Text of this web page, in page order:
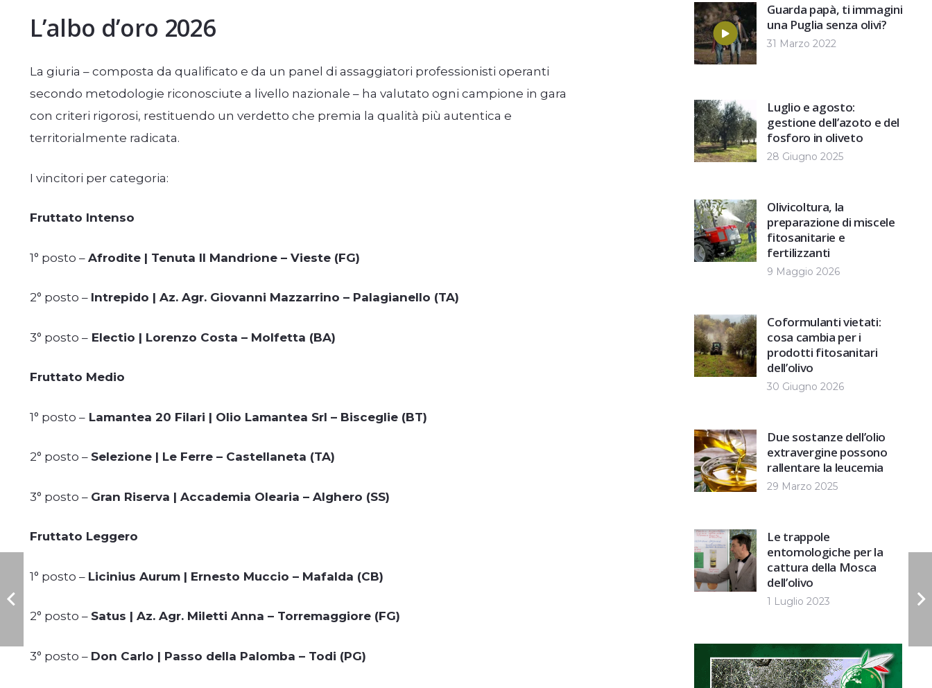
L’albo d’oro 2026
La giuria – composta da qualificato e da un panel di assaggiatori professionisti operanti
secondo metodologie riconosciute a livello nazionale – ha valutato ogni campione in gara
con criteri rigorosi, restituendo un verdetto che premia la qualità più autentica e
territorialmente radicata.
I vincitori per categoria:
Fruttato Intenso
1° posto – Afrodite | Tenuta Il Mandrione – Vieste (FG)
2° posto – Intrepido | Az. Agr. Giovanni Mazzarrino – Palagianello (TA)
3° posto –Electio | Lorenzo Costa – Molfetta (BA)
Fruttato Medio
1° posto –Lamantea 20 Filari | Olio Lamantea Srl – Bisceglie (BT)
2° posto – Selezione | Le Ferre – Castellaneta (TA)
3° posto – Gran Riserva | Accademia Olearia – Alghero (SS)
Fruttato Leggero
1° posto – Licinius Aurum | Ernesto Muccio – Mafalda (CB)
2° posto – Satus | Az. Agr. Miletti Anna – Torremaggiore (FG)
3° posto – Don Carlo | Passo della Palomba – Todi (PG)
Guarda papà, ti immagini
una Puglia senza olivi?
31 Marzo 2022
Luglio e agosto:
gestione dell’azoto e del
fosforo in oliveto
28 Giugno 2025
Olivicoltura, la
preparazione di miscele
fitosanitarie e
fertilizzanti
9 Maggio 2026
Coformulanti vietati:
cosa cambia per i
prodotti fitosanitari
dell’olivo
30 Giugno 2026
Due sostanze dell’olio
extravergine possono
rallentare la leucemia
29 Marzo 2025
Le trappole
entomologiche per la
cattura della Mosca
dell’olivo
1 Luglio 2023